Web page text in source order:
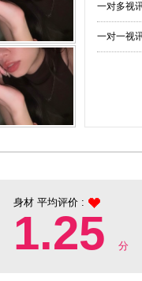
一对多视
一对一视
身材 平均评价 :
1.25 分